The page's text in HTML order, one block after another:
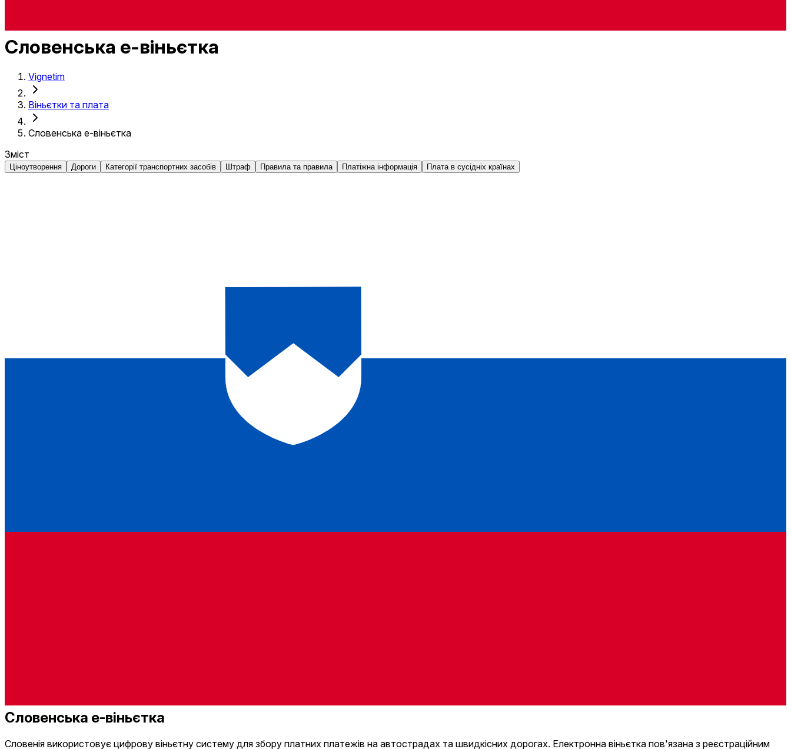
Словенська е-віньєтка
Vignetim
Віньєтки та плата
Словенська е-віньєтка
Зміст
Ціноутворення Дороги Категорії транспортних засобів Штраф Правила та правила Платіжна інформація Плата в сусідніх країнах
Словенська е-віньєтка
Словенія використовує цифрову віньєтну систему для збору платних платежів на автострадах та швидкісних дорогах. Електронна віньєтка пов'язана з реєстраційним